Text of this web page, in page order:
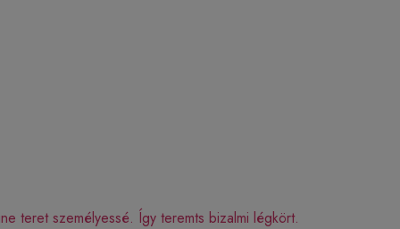
teret személyessé. Így teremts bizalmi légkört.